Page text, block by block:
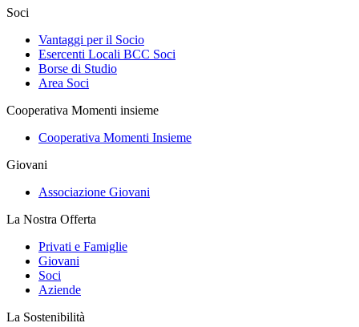
Soci
Vantaggi per il Socio
Esercenti Locali BCC Soci
Borse di Studio
Area Soci
Cooperativa Momenti insieme
Cooperativa Momenti Insieme
Giovani
Associazione Giovani
La Nostra Offerta
Privati e Famiglie
Giovani
Soci
Aziende
La Sostenibilità